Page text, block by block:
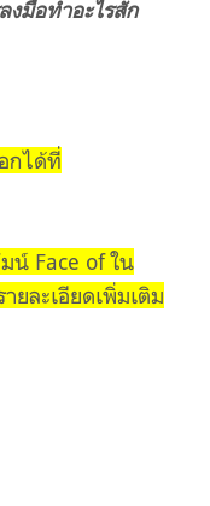
งมือทำอะไรสัก
กได้ที่
น์ Face of ใน
ละเอียดเพิ่มเติม